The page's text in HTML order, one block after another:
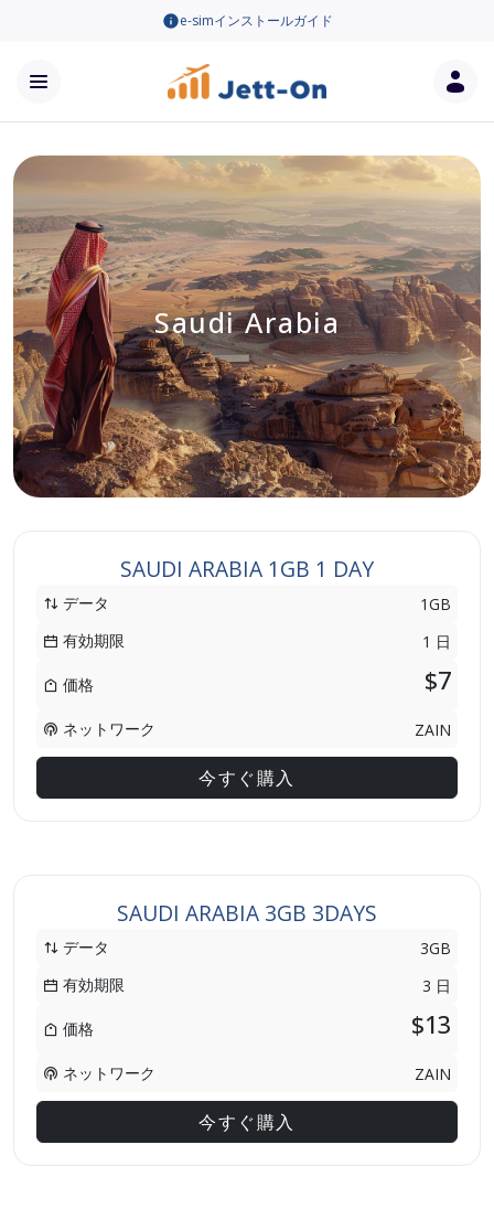
e-simインストールガイド
Saudi Arabia
SAUDI ARABIA 1GB 1 DAY
データ
1GB
有効期限
1 日
価格 $7
ネットワーク ZAIN
今すぐ購入
SAUDI ARABIA 3GB 3DAYS
データ
3GB
有効期限
3 日
価格 $13
ネットワーク ZAIN
今すぐ購入